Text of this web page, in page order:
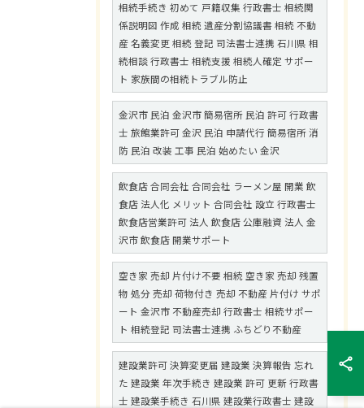
相続手続き 初めて 戸籍収集 行政書士 相続関
係説明図 作成 相続 遺産分割協議書 相続 不動
産 名義変更 相続 登記 司法書士連携 石川県 相
続相談 行政書士 相続支援 相続人確定 サポー
ト 家族間の相続トラブル防止
金沢市 民泊 金沢市 簡易宿所 民泊 許可 行政書
士 旅館業許可 金沢 民泊 申請代行 簡易宿所 消
防 民泊 改装 工事 民泊 始めたい 金沢
飲食店 合同会社 合同会社 ラーメン屋 開業 飲
食店 法人化 メリット 合同会社 設立 行政書士
飲食店営業許可 法人 飲食店 公庫融資 法人 金
沢市 飲食店 開業サポート
空き家 売却 片付け不要 相続 空き家 売却 残置
物 処分 売却 荷物付き 売却 不動産 片付け サポ
ート 金沢市 不動産売却 行政書士 相続サポー
ト 相続登記 司法書士連携 ふちどり不動産
建設業許可 決算変更届 建設業 決算報告 忘れ
た 建設業 年次手続き 建設業 許可 更新 行政書
士 建設業手続き 石川県 建設業行政書士 建設